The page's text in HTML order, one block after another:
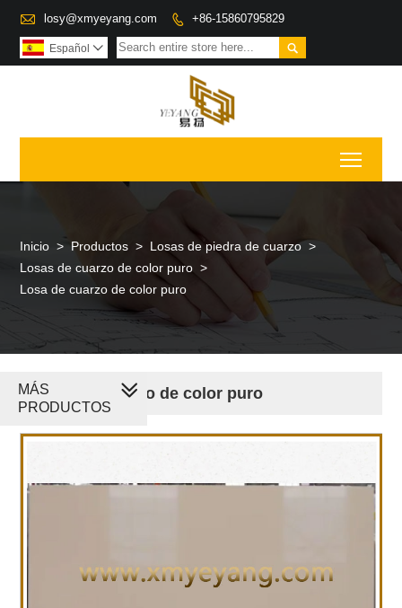
 losy@xmyeyang.com  +86-15860795829

Español 
Inicio > Productos > Losas de piedra de cuarzo >
Losas de cuarzo de color puro >
Losa de cuarzo de color puro
Losa de cuarzo de color puro
MÁS
PRODUCTOS